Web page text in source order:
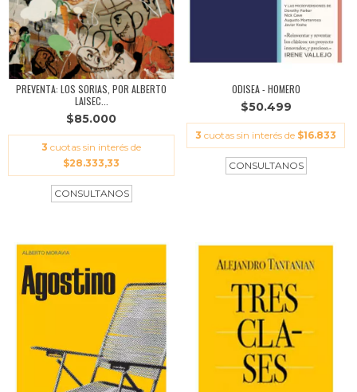
PREVENTA: LOS SORIAS, POR ALBERTO
LAISEC...
$85.000
3 cuotas sin interés de
$28.333,33
ODISEA - HOMERO
$50.499
3 cuotas sin interés de $16.833